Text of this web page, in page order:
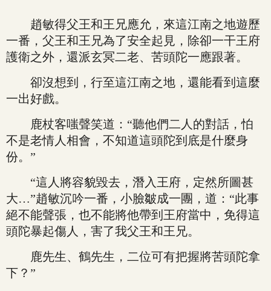
趙敏得父王和王兄應允，來這江南之地遊歷
一番，父王和王兄為了安全起見，除卻一干王府
護衛之外，還派玄冥二老、苦頭陀一應跟著。
卻沒想到，行至這江南之地，還能看到這麼
一出好戲。
鹿杖客嗤聲笑道：“聽他們二人的對話，怕
不是老情人相會，不知道這頭陀到底是什麼身
份。”
“這人將容貌毀去，潛入王府，定然所圖甚
大…”趙敏沉吟一番，小臉皺成一團，道：“此事
絕不能聲張，也不能將他帶到王府當中，免得這
頭陀暴起傷人，害了我父王和王兄。
鹿先生、鶴先生，二位可有把握將苦頭陀拿
下？”